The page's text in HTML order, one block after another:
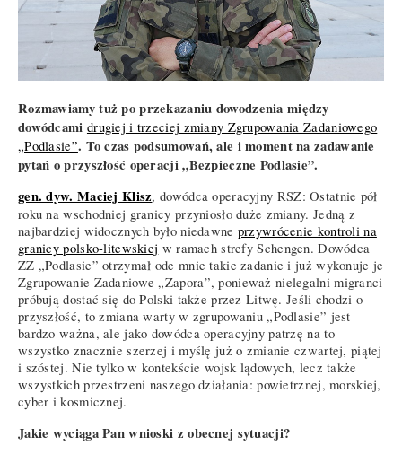
Rozmawiamy tuż po przekazaniu dowodzenia między
dowódcami drugiej i trzeciej zmiany Zgrupowania Zadaniowego
„Podlasie”. To czas podsumowań, ale i moment na zadawanie
pytań o przyszłość operacji „Bezpieczne Podlasie”.
gen. dyw. Maciej Klisz, dowódca operacyjny RSZ: Ostatnie pół
roku na wschodniej granicy przyniosło duże zmiany. Jedną z
najbardziej widocznych było niedawne przywrócenie kontroli na
granicy polsko-litewskiej w ramach strefy Schengen. Dowódca
ZZ „Podlasie” otrzymał ode mnie takie zadanie i już wykonuje je
Zgrupowanie Zadaniowe „Zapora”, ponieważ nielegalni migranci
próbują dostać się do Polski także przez Litwę. Jeśli chodzi o
przyszłość, to zmiana warty w zgrupowaniu „Podlasie” jest
bardzo ważna, ale jako dowódca operacyjny patrzę na to
wszystko znacznie szerzej i myślę już o zmianie czwartej, piątej
i szóstej. Nie tylko w kontekście wojsk lądowych, lecz także
wszystkich przestrzeni naszego działania: powietrznej, morskiej,
cyber i kosmicznej.
Jakie wyciąga Pan wnioski z obecnej sytuacji?